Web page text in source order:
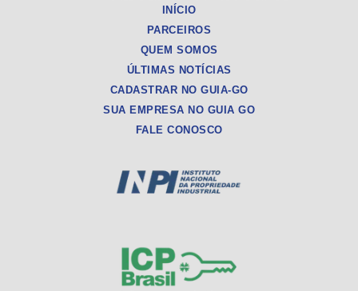
INÍCIO
PARCEIROS
QUEM SOMOS
ÚLTIMAS NOTÍCIAS
CADASTRAR NO GUIA-GO
SUA EMPRESA NO GUIA GO
FALE CONOSCO